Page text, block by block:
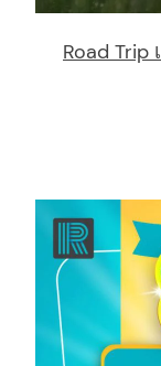
Road Trip